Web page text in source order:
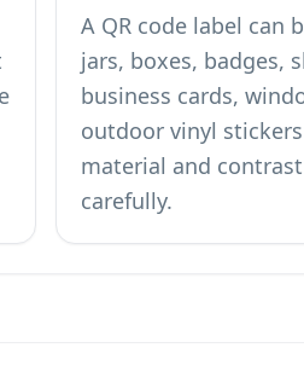
A QR code label can
jars, boxes, badges,
business cards,
outdoor vinyl
material and
carefully.